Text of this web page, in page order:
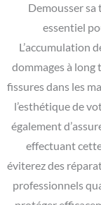
Demousser sa
essentiel
L’accumulation
dommages à long
fissures dans les
l’esthétique de
également
effectuant
éviterez des
professionnels